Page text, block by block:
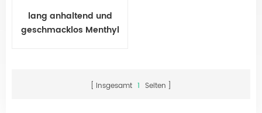
lang anhaltend und
geschmacklos Menthyl
Insgesamt 1 Seiten